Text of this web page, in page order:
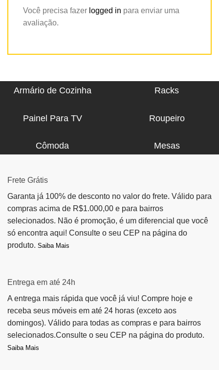
Você precisa fazer logged in para enviar uma
avaliação.
Armário de Cozinha Racks
Painel Para TV Roupeiro
Cômoda Mesas
Frete Grátis
Garanta já 100% de desconto no valor do frete. Válido para
compras acima de R$1.000,00 e para bairros
selecionados. Não é promoção, é um diferencial que você
só encontra aqui! Consulte o seu CEP na página do
produto. Saiba Mais
Entrega em até 24h
A entrega mais rápida que você já viu! Compre hoje e
receba seus móveis em até 24 horas (exceto aos
domingos). Válido para todas as compras e para bairros
selecionados.Consulte o seu CEP na página do produto.
Saiba Mais